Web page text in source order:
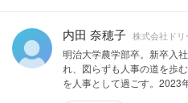
内田 奈穂子 株式会社ド
明治大学農学部卒。新卒入
れ、図らずも人事の道を歩
を人事として過ごす。2023